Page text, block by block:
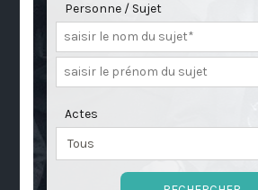
Personne / Sujet
Actes